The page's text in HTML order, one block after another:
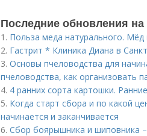
Последние обновления на
1. Польза меда натурального. Мёд
2. Гастрит * Клиника Диана в
3. Основы пчеловодства для
пчеловодства, как организовать
4. 4 ранних сорта картошки.
5. Когда старт сбора и по какой
начинается и заканчивается
6. Сбор боярышника и шиповника